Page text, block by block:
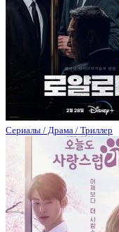
Сериалы / Драма / Триллер